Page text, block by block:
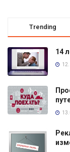
Trending
14